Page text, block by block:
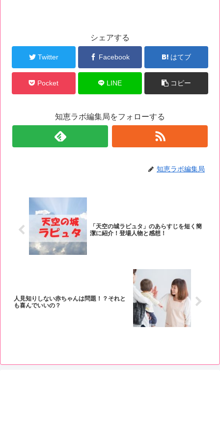
シェアする
Twitter Facebook はてブ
Pocket LINE コピー
知恵ラボ編集局をフォローする
知恵ラボ編集局
「天空の城ラピュタ」のあらすじを短く簡
潔に紹介！登場人物と感想！
人見知りしない赤ちゃんは問題！？それと
も喜んでいいの？